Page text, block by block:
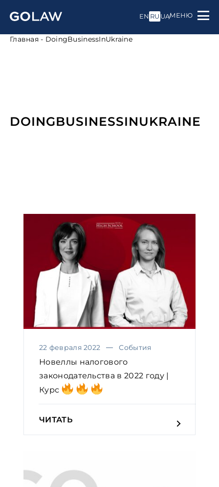
EN RU UAМЕНЮ
Главная - DoingBusinessInUkraine
DOINGBUSINESSINUKRAINE
22 февраля 2022 События
Новеллы налогового
законодательства в 2022 году |
Курс
ЧИТАТЬ